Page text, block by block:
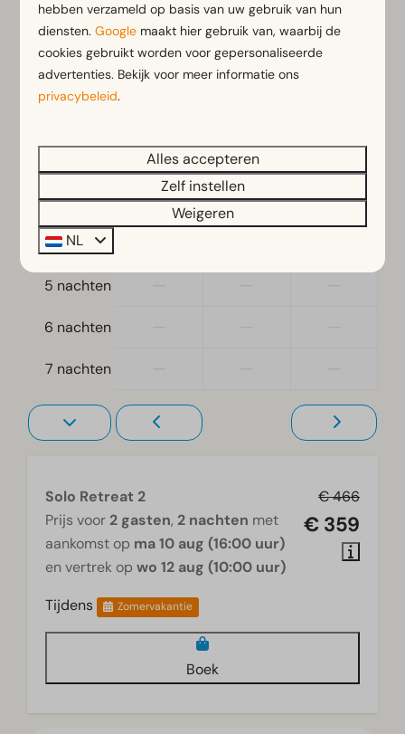
Slaapkamer(s) beneden: 1
Tweepersoonsbed(den): 1
Toegankelijkheid
Woonkamer
Smart TV
Televisie
ma 10-08-2026 wo 12-08-2026
zo
9 aug
ma
10 aug
— € 359
3 nachten — — —
4 nachten
5 nachten
6 nachten
7 nachten
€ 466
€ 359
Solo Retreat 2
Prijs voor 2 gasten, 2 nachten met
aankomst op ma 10 aug (16:00 uur)
en vertrek op wo 12 aug (10:00 uur)
Tijdens
Zomervakantie
Boek
hebben verzameld op basis van uw gebruik van hun
diensten.Google maakt hier gebruik van, waarbij de
cookies gebruikt worden voor gepersonaliseerde
advertenties. Bekijk voor meer informatie ons
privacybeleid.
Alles accepteren
Zelf instellen
Weigeren
NL